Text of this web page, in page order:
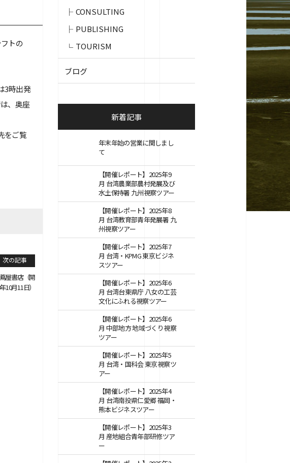
トの
3時出発
、奥座
をご覧
次の記事
屋書店（開
10月11日）
CONSULTING
PUBLISHING
TOURISM
ブログ
新着記事
年末年始の営業に関しまし
て
【開催レポート】2025年9
月 台湾農業部農村発展及び
水土保持署 九州視察ツアー
【開催レポート】2025年8
月 台湾教育部青年発展署 九
州視察ツアー
【開催レポート】2025年7
月 台湾・KPMG 東京ビジネ
スツアー
【開催レポート】2025年6
月 台湾台東県庁 八女の工芸
文化にふれる視察ツアー
【開催レポート】2025年6
月 中部地方 地域づくり視察
ツアー
【開催レポート】2025年5
月 台湾・国科会 東京視察ツ
アー
【開催レポート】2025年4
月 台湾南投県仁愛郷 福岡・
熊本ビジネスツアー
【開催レポート】2025年3
月 産地組合青年部研修ツア
ー